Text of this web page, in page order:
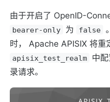
由于开启了 OpenID-
bearer-only 为 false
时， Apache APISIX 将重
apisix_test_realm
中
录请求。